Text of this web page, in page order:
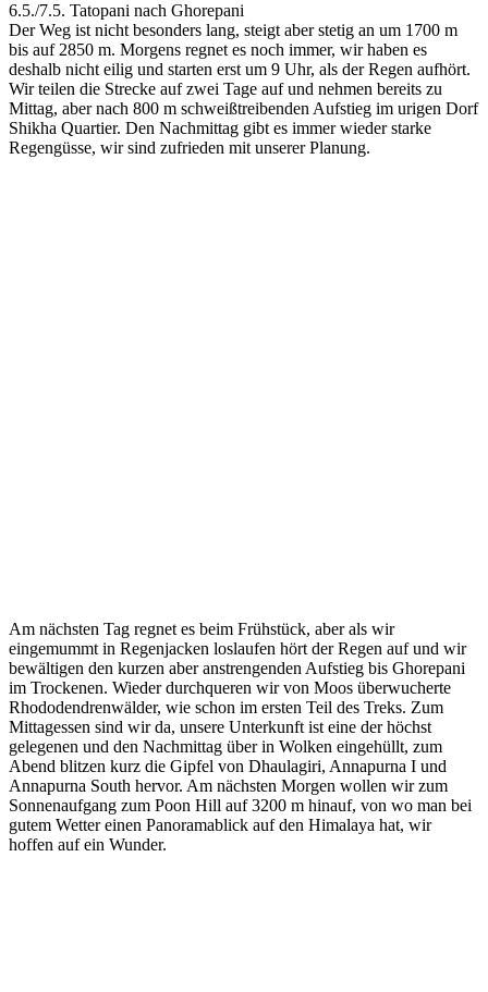
6.5./7.5. Tatopani nach Ghorepani
Der Weg ist nicht besonders lang, steigt aber stetig an um 1700 m
bis auf 2850 m. Morgens regnet es noch immer, wir haben es
deshalb nicht eilig und starten erst um 9 Uhr, als der Regen aufhört.
Wir teilen die Strecke auf zwei Tage auf und nehmen bereits zu
Mittag, aber nach 800 m schweißtreibenden Aufstieg im urigen Dorf
Shikha Quartier. Den Nachmittag gibt es immer wieder starke
Regengüsse, wir sind zufrieden mit unserer Planung.
Am nächsten Tag regnet es beim Frühstück, aber als wir
eingemummt in Regenjacken loslaufen hört der Regen auf und wir
bewältigen den kurzen aber anstrengenden Aufstieg bis Ghorepani
im Trockenen. Wieder durchqueren wir von Moos überwucherte
Rhododendrenwälder, wie schon im ersten Teil des Treks. Zum
Mittagessen sind wir da, unsere Unterkunft ist eine der höchst
gelegenen und den Nachmittag über in Wolken eingehüllt, zum
Abend blitzen kurz die Gipfel von Dhaulagiri, Annapurna I und
Annapurna South hervor. Am nächsten Morgen wollen wir zum
Sonnenaufgang zum Poon Hill auf 3200 m hinauf, von wo man bei
gutem Wetter einen Panoramablick auf den Himalaya hat, wir
hoffen auf ein Wunder.